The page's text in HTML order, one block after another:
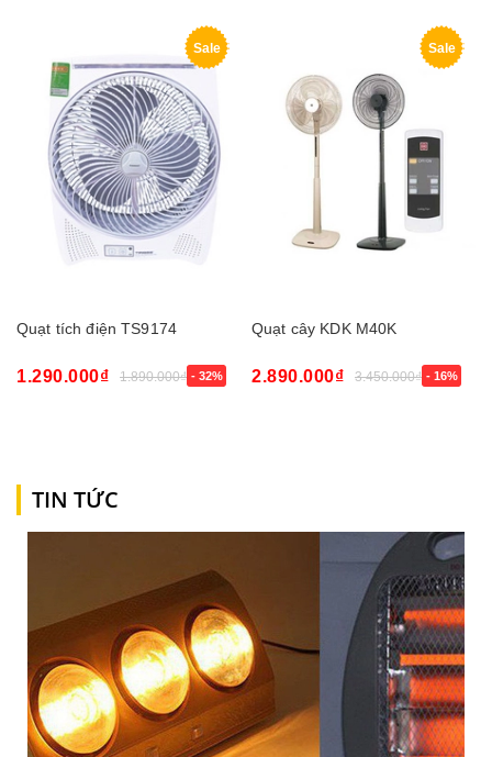
Sale
Quạt tích điện TS9174
1.290.000₫ 1.890.000₫ - 32%
Sale
Quạt cây KDK M40K
2.890.000₫ 3.450.000₫ - 16%
TIN TỨC